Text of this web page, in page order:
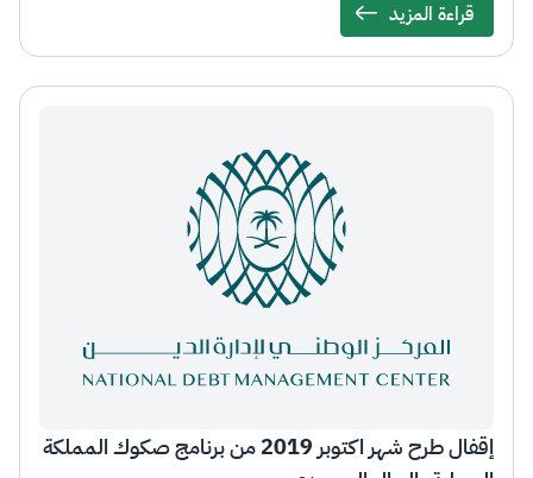
قراءة المزيد
Details
إقفال طرح شهر اكتوبر 2019 من برنامج صكوك المملكة